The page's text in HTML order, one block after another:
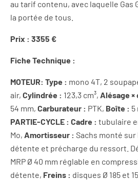
au tarif contenu, avec laquelle Gas
la portée de tous.
Prix : 3355 €
Fiche Technique :
MOTEUR: Type : mono 4T, 2
air, Cylindrée : 123,3 cm³, Alésage ×
54 mm, Carburateur : PTK, Boîte : 5
PARTIE-CYCLE : Cadre : tubulaire
Mo, Amortisseur : Sachs monté
détente et précharge du ressort.
MRP Ø 40 mm réglable en
détente, Freins : disques Ø 185 et